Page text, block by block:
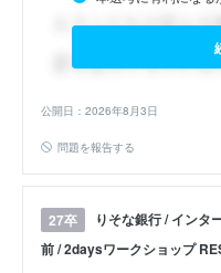
公開日：2026年8月3日
問題を報告する
27卒
りそな銀行 / インタ
前 / 2daysワークショップ